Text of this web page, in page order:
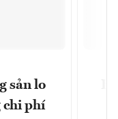
sản lo
chi phí